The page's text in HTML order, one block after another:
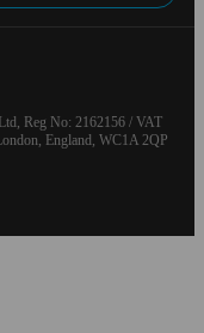
Reg No: 2162156 / VAT
England, WC1A 2QP